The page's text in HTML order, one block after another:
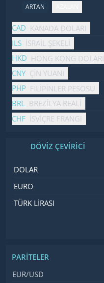
ARTAN
İsim FiyatDeğişim
CAD KANADA DOLARI
ILS İSRAIL ŞEKELI
HKD HONG KONG DOLARI
CNY ÇIN YUANI
PHP FILIPINLER PESOSU
BRL BREZILYA REALI
CHF İSVIÇRE FRANGI
DÖVİZ ÇEVİRİCİ
İsimDeğer
DOLAR
EURO
TÜRK LIRASI
PARITELER
İsim, Kod
EUR/USD